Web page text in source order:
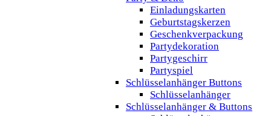
Einladungskarten
Geburtstagskerzen
Geschenkverpackung
Partydekoration
Partygeschirr
Partyspiel
Schlüsselanhänger Buttons
Schlüsselanhänger
Schlüsselanhänger & Buttons